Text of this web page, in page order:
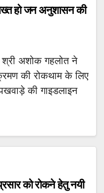
हो जन अनुशासन की
अशोक गहलोत ने
की रोकथाम के लिए
की गाइडलाइन
को रोकने हेतु नयी